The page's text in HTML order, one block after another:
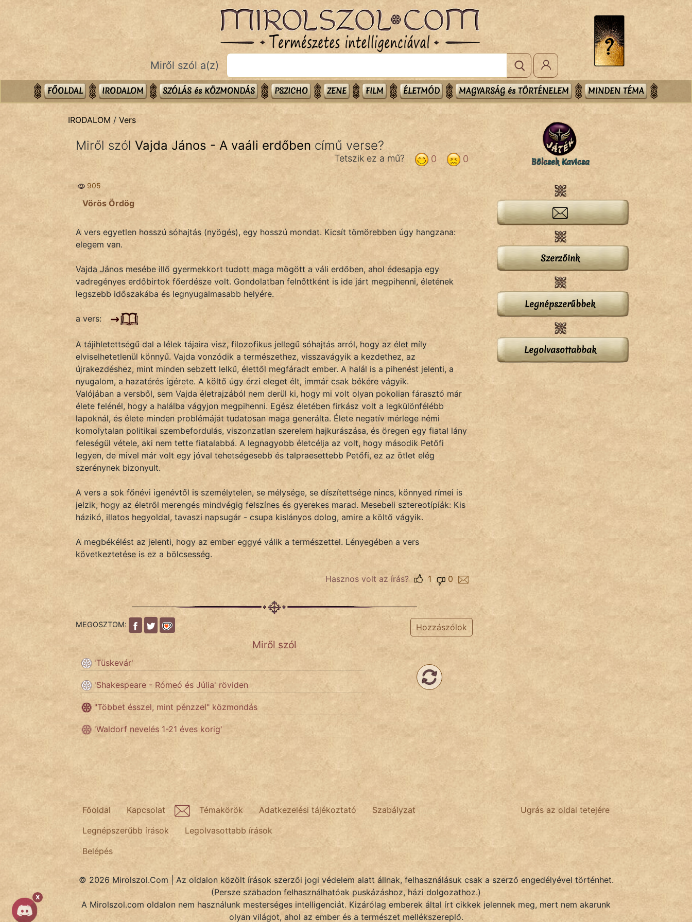
X
Dráma
Eposz
Kötelező
Monda
Regény
Vers
KÖZMONDÁS
NapHold
pszichopati
szegény legény
Miről szól a(z)
FŐOLDAL IRODALOM SZÓLÁS és KÖZMONDÁS PSZICHO ZENE FILM ÉLETMÓD MAGYARSÁG és TÖRTÉNELEM MINDEN TÉMA
IRODALOM / Vers
Miről szól Vajda János - A vaáli erdőben című verse?
0
0
Tetszik ez a mű?
905
Vörös Ördög
A vers egyetlen hosszú sóhajtás (nyögés), egy hosszú mondat. Kicsít tömörebben úgy hangzana:
elegem van.
Vajda János mesébe illő gyermekkort tudott maga mögött a váli erdőben, ahol édesapja egy
vadregényes erdőbirtok főerdésze volt. Gondolatban felnőttként is ide járt megpihenni, életének
legszebb időszakába és legnyugalmasabb helyére.
a vers:
A tájihletettségű dal a lélek tájaira visz, filozofikus jellegű sóhajtás arról, hogy az élet míly
elviselhetetlenül könnyű. Vajda vonzódik a természethez, visszavágyik a kezdethez, az
újrakezdéshez, mint minden sebzett lelkű, élettől megfáradt ember. A halál is a pihenést jelenti, a
nyugalom, a hazatérés ígérete. A költő úgy érzi eleget élt, immár csak békére vágyik.
Valójában a versből, sem Vajda életrajzából nem derül ki, hogy mi volt olyan pokolian fárasztó már
élete felénél, hogy a halálba vágyjon megpihenni. Egész életében firkász volt a legkülönfélébb
lapoknál, és élete minden problémáját tudatosan maga generálta. Élete negatív mérlege némi
komolytalan politikai szembefordulás, viszonzatlan szerelem hajkurászása, és öregen egy fiatal lány
feleségül vétele, aki nem tette fiatalabbá. A legnagyobb életcélja az volt, hogy második Petőfi
legyen, de mivel már volt egy jóval tehetségesebb és talpraesettebb Petőfi, ez az ötlet elég
szerénynek bizonyult.
A vers a sok főnévi igenévtől is személytelen, se mélysége, se díszítettsége nincs, könnyed rímei is
jelzik, hogy az életről merengés mindvégig felszínes és gyerekes marad. Mesebeli sztereotípiák: Kis
házikó, illatos hegyoldal, tavaszi napsugár - csupa kislányos dolog, amire a költő vágyik.
A megbékélést az jelenti, hogy az ember eggyé válik a természettel. Lényegében a vers
következtetése is ez a bölcsesség.
Hasznos volt az írás? 0
1
MEGOSZTOM: Hozzászólok
Miről szól
'Tüskevár'
'Shakespeare - Rómeó és Júlia' röviden
"Többet ésszel, mint pénzzel" közmondás
'Waldorf nevelés 1-21 éves korig'
Bölcsek Kavicsa
Szerzőink
Legnépszerűbbek
Legolvasottabbak
Ugrás az oldal tetejére
Főoldal Kapcsolat Témakörök Adatkezelési tájékoztató
Szabályzat
Legnépszerűbb írások
Legolvasottabb írások
Belépés
© 2026 Mirolszol.Com | Az oldalon közölt írások szerzői jogi védelem alatt állnak, felhasználásuk csak a szerző engedélyével történhet.
(Persze szabadon felhasználhatóak puskázáshoz, házi dolgozathoz.)
A Mirolszol.com oldalon nem használunk mesterséges intelligenciát. Kizárólag emberek által írt cikkek jelennek meg, mert nem akarunk
olyan világot, ahol az ember és a természet mellékszereplő.